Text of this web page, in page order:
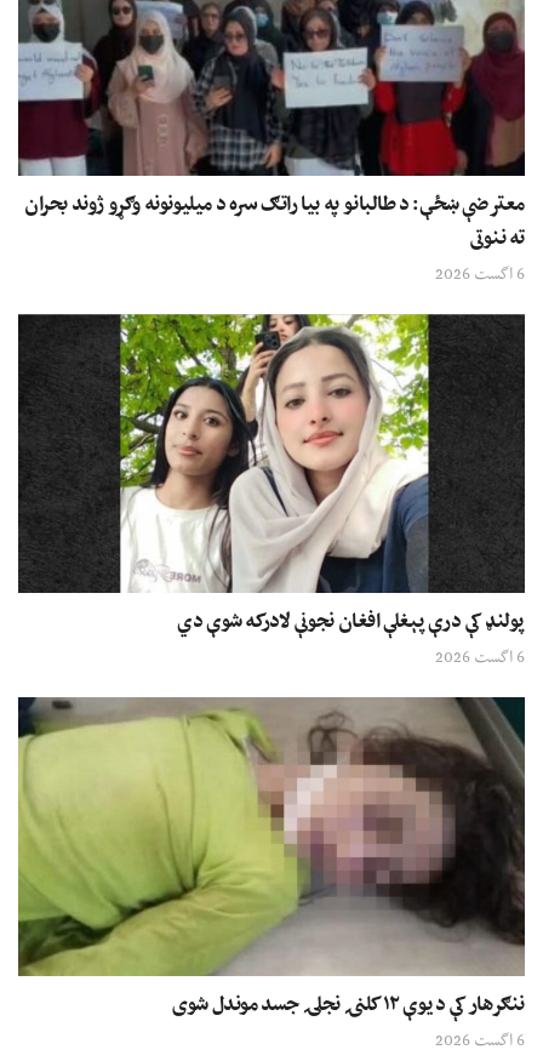
معترضې ښځې: د طالبانو په بیا راتګ سره د میلیونونه وګړو ژوند بحران
ته ننوتی
6 اگست 2026
پولنډ کې درې پېغلې افغان نجونې لادرکه شوې دي
6 اگست 2026
ننګرهار کې د یوې ۱۲ کلنۍ نجلۍ جسد موندل شوی
6 اگست 2026